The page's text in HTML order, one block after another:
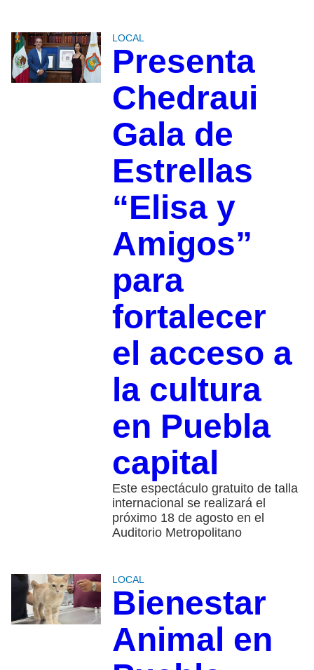
LOCAL
Presenta
Chedraui
Gala de
Estrellas
“Elisa y
Amigos”
para
fortalecer
el acceso a
la cultura
en Puebla
capital
Este espectáculo gratuito de talla
internacional se realizará el
próximo 18 de agosto en el
Auditorio Metropolitano
LOCAL
Bienestar
Animal en